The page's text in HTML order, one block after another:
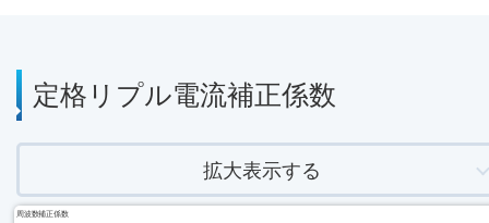
定格リプル電流補正係数
拡大表示する
周波数補正係数